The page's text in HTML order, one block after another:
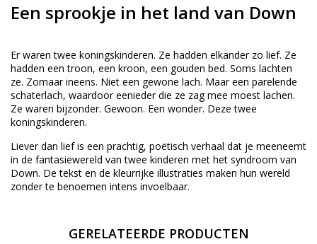
Een sprookje in het land van Down
Er waren twee koningskinderen. Ze hadden elkander zo lief. Ze
hadden een troon, een kroon, een gouden bed. Soms lachten
ze. Zomaar ineens. Niet een gewone lach. Maar een parelende
schaterlach, waardoor eenieder die ze zag mee moest lachen.
Ze waren bijzonder. Gewoon. Een wonder. Deze twee
koningskinderen.
Liever dan lief is een prachtig, poëtisch verhaal dat je meeneemt
in de fantasiewereld van twee kinderen met het syndroom van
Down. De tekst en de kleurrijke illustraties maken hun wereld
zonder te benoemen intens invoelbaar.
GERELATEERDE PRODUCTEN